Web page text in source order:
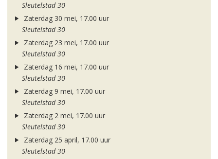
Sleutelstad 30
Zaterdag 30 mei, 17.00 uur
Sleutelstad 30
Zaterdag 23 mei, 17.00 uur
Sleutelstad 30
Zaterdag 16 mei, 17.00 uur
Sleutelstad 30
Zaterdag 9 mei, 17.00 uur
Sleutelstad 30
Zaterdag 2 mei, 17.00 uur
Sleutelstad 30
Zaterdag 25 april, 17.00 uur
Sleutelstad 30